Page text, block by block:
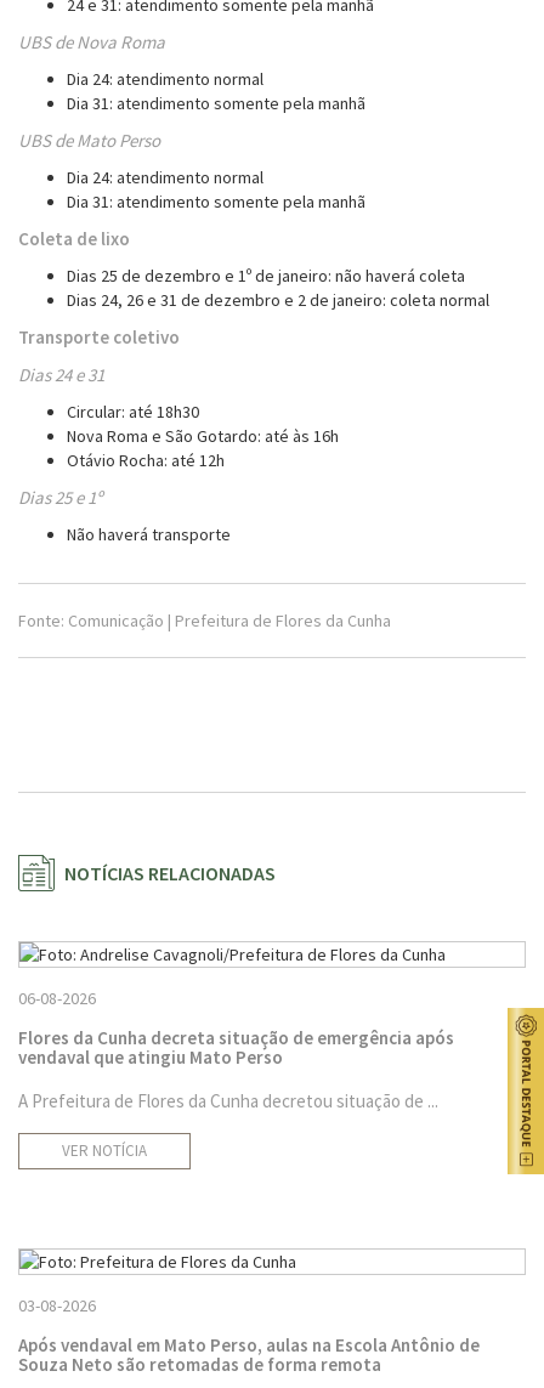
24 e 31: atendimento somente pela manhã
UBS de Nova Roma
Dia 24: atendimento normal
Dia 31: atendimento somente pela manhã
UBS de Mato Perso
Dia 24: atendimento normal
Dia 31: atendimento somente pela manhã
Coleta de lixo
Dias 25 de dezembro e 1º de janeiro: não haverá coleta
Dias 24, 26 e 31 de dezembro e 2 de janeiro: coleta normal
Transporte coletivo
Dias 24 e 31
Circular: até 18h30
Nova Roma e São Gotardo: até às 16h
Otávio Rocha: até 12h
Dias 25 e 1º
Não haverá transporte
Fonte: Comunicação | Prefeitura de Flores da Cunha
NOTÍCIAS RELACIONADAS
06-08-2026
Flores da Cunha decreta situação de emergência após
vendaval que atingiu Mato Perso
A Prefeitura de Flores da Cunha decretou situação de ...
VER NOTÍCIA
03-08-2026
Após vendaval em Mato Perso, aulas na Escola Antônio de
Souza Neto são retomadas de forma remota